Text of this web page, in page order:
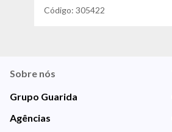
Código: 305422
Sobre nós
Grupo Guarida
Agências